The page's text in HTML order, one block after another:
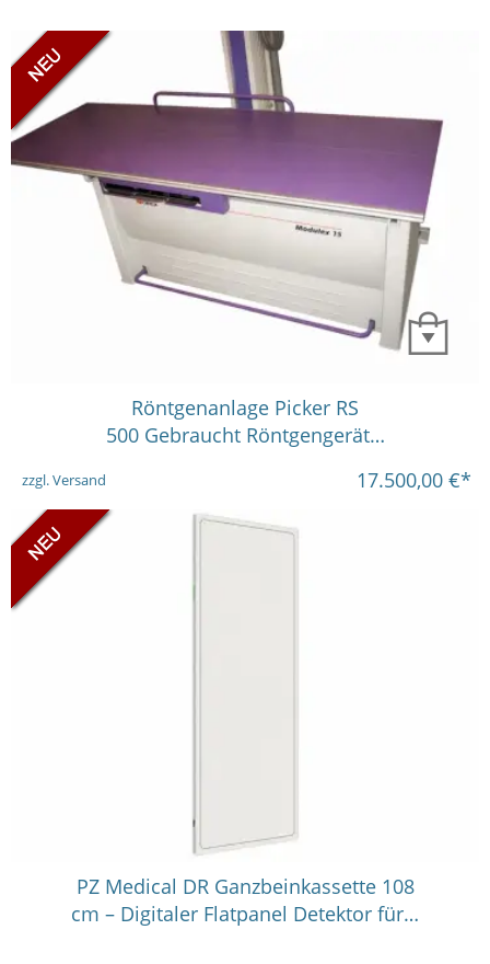
Röntgenanlage Picker RS
500 Gebraucht Röntgengerät…
zzgl. Versand 17.500,00 €*
PZ Medical DR Ganzbeinkassette 108
cm – Digitaler Flatpanel Detektor für…